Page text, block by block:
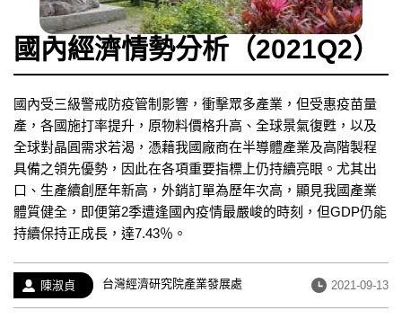
國內經濟情勢分析（2021Q2）
國內受三級警戒防疫管制影響，衝擊眾多產業，但受惠疫苗量
產，各國施打率提升，原物料價格升高、全球景氣復甦，以及
全球對晶圓需求若渴，憑藉我國廠商在半導體產業及高階製程
具備之領先優勢，因此在各項重要指標上仍持續亮眼。尤其出
口、生產續創歷年新高，外銷訂單為歷年次高，顯見我國產業
體質健全，即便第2季遭逢國內疫情最嚴峻的時刻，但GDP仍能
持續保持正成長，達7.43％。
作
者：
陳淑貞
經
歷：
台灣經濟研究院產業發展處
發
布
2021-09-13